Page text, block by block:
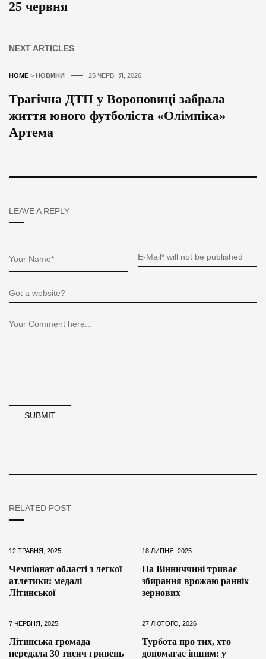
25 червня
NEXT ARTICLES
HOME > НОВИНИ 25 ЧЕРВНЯ, 2026
Трагічна ДТП у Вороновиці забрала
життя юного футболіста «Олімпіка»
Артема
LEAVE A REPLY
RELATED POST
12 ТРАВНЯ, 2025
Чемпіонат області з легкої
атлетики: медалі
Літинської
18 ЛИПНЯ, 2025
На Вінниччині триває
збирання врожаю ранніх
зернових
7 ЧЕРВНЯ, 2025
Літинська громада
передала 30 тисяч гривень
27 ЛЮТОГО, 2026
Турбота про тих, хто
допомагає іншим: у